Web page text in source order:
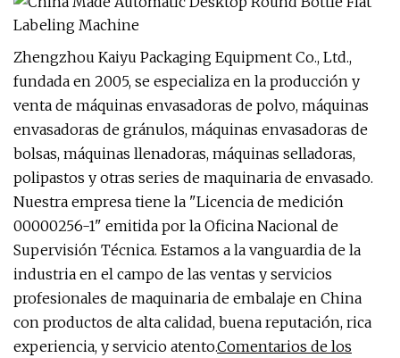
Zhengzhou Kaiyu Packaging Equipment Co., Ltd.,
fundada en 2005, se especializa en la producción y
venta de máquinas envasadoras de polvo, máquinas
envasadoras de gránulos, máquinas envasadoras de
bolsas, máquinas llenadoras, máquinas selladoras,
polipastos y otras series de maquinaria de envasado.
Nuestra empresa tiene la "Licencia de medición
00000256-1" emitida por la Oficina Nacional de
Supervisión Técnica. Estamos a la vanguardia de la
industria en el campo de las ventas y servicios
profesionales de maquinaria de embalaje en China
con productos de alta calidad, buena reputación, rica
experiencia, y servicio atento.Comentarios de los